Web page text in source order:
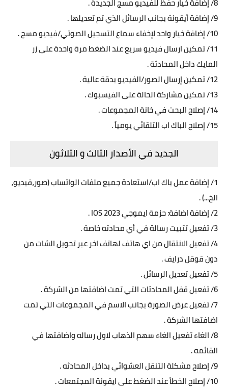
9/ إضافة أيقونة بجانب الرسائل الذي تم تعديلها .
10/ إضافة خيار واحد لإخفاء سماع التسجيل الصوتي/فيديو مسج .
11/ تمكين ارسال فيديو سريع عند الضغط مرة واحدة على زر
المايك داخل المحادثة .
12/ تمكين إرسال الصور/الفيديو بدقة عالية .
13/ تمكين مشاركة الحالة على الفيسبوك .
14/ إصلاح البحث في خانة المجموعات .
15/ إصلاح الباك اب التلقائي يومياً .
الجديد في الأصدار الثالث و الثلاثون
1/ إضافة عمل باك اب/استعادة جميع ملفات الواتساب (صور،فيديو،
الخ...) .
2/ إضافة اضافة: حزمة ايموجي IOS 2023 .
3/ تفعيل تثبيت رسالة في أي محادثه خاصة .
4/ تفعيل الانتقال من اي هاتف لهاتف اخر عبر تحويل الشات من
دون قوقل درايف .
5/ تفعيل تعديل الرسائل .
6/ تفعيل قفل المحادثات التي تمت اضافتها من الشركة .
7/ تفعيل عرض الصورة بجانب الاسم في المجموعات التي تمت
اضافتها الشركة .
8/ الغاء تفعيل الغاء سهم الذهاب لاول رساله واضافتها في
القائمه .
9/ إصلاح مشكلة التنقل العشوائي بداخل المحادثه .
10/ إصلاح الخطأ عند الضغط على ايقونة المجتمعات .